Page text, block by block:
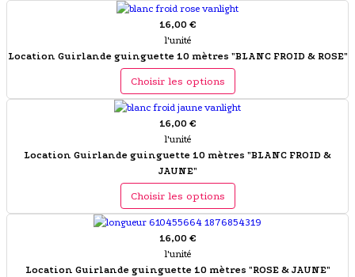
16,00 €
l'unité
Location Guirlande guinguette 10 mètres "BLANC FROID & ROSE"
Choisir les options
16,00 €
l'unité
Location Guirlande guinguette 10 mètres "BLANC FROID &
JAUNE"
Choisir les options
16,00 €
l'unité
Location Guirlande guinguette 10 mètres "ROSE & JAUNE"